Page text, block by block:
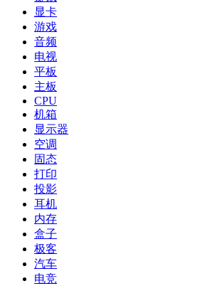
显卡
游戏
音频
电视
平板
主板
CPU
机箱
显示器
空调
固态
打印
投影
耳机
内存
盒子
极客
汽车
电竞